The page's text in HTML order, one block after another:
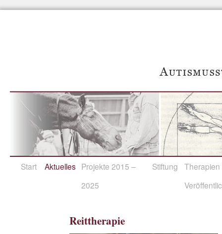
Start Aktuelles Projekte 2015 –
2025
Stiftung
Therapien
Reittherapie